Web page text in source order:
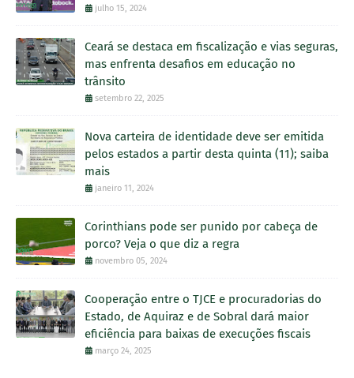
julho 15, 2024
Ceará se destaca em fiscalização e vias seguras,
mas enfrenta desafios em educação no
trânsito
setembro 22, 2025
Nova carteira de identidade deve ser emitida
pelos estados a partir desta quinta (11); saiba
mais
janeiro 11, 2024
Corinthians pode ser punido por cabeça de
porco? Veja o que diz a regra
novembro 05, 2024
Cooperação entre o TJCE e procuradorias do
Estado, de Aquiraz e de Sobral dará maior
eficiência para baixas de execuções fiscais
março 24, 2025